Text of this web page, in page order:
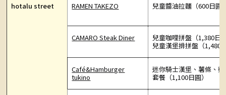
hotalu street RAMEN TAKEZO 兒童醬油拉麵（600日圓
CAMARO Steak Diner
兒童咖哩拼盤（1,380日
兒童漢堡排拼盤（1,480
Café&Hamburger
tukino
迷你騎士漢堡、薯條、
套餐（1,100日圓）